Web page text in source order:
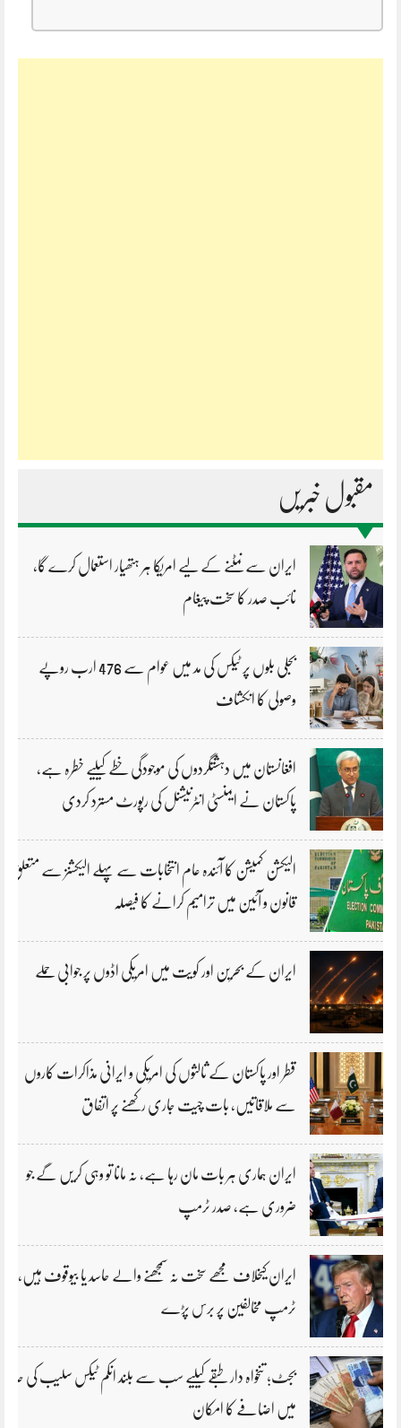
مقبول خبریں
ایران سے نمٹنے کے لیے امریکا ہر ہتھیار استعمال کرے گا،
نائب صدر کا سخت پیغام
بجلی بلوں پر ٹیکس کی مد میں عوام سے 476 ارب روپے
وصولی کا انکشاف
افغانستان میں دہشتگردوں کی موجودگی خطے کیلیے خطرہ ہے،
پاکستان نے ایمنسٹی انٹرنیشنل کی رپورٹ مسترد کردی
الیکشن کمیشن کا آئندہ عام انتخابات سے پہلے الیکشنز سے متعلق
قانون و آئین میں ترامیم کرانے کا فیصلہ
ایران کے بحرین اور کویت میں امریکی اڈوں پر جوابی حملے
قطر اور پاکستان کے ثالثوں کی امریکی و ایرانی مذاکرات کاروں
سے ملاقاتیں، بات چیت جاری رکھنے پر اتفاق
ایران ہماری ہر بات مان رہا ہے، نہ مانا تو وہی کریں گے جو
ضروری ہے، صدر ٹرمپ
ایران کیخلاف مجھے سخت نہ سمجھنے والے حاسد یا بیوقوف ہیں،
ٹرمپ مخالفین پر برس پڑے
بجٹ؛ تنخواہ دار طبقے کیلیے سب سے بلند انکم ٹیکس سلیب کی حد
میں اضافے کا امکان